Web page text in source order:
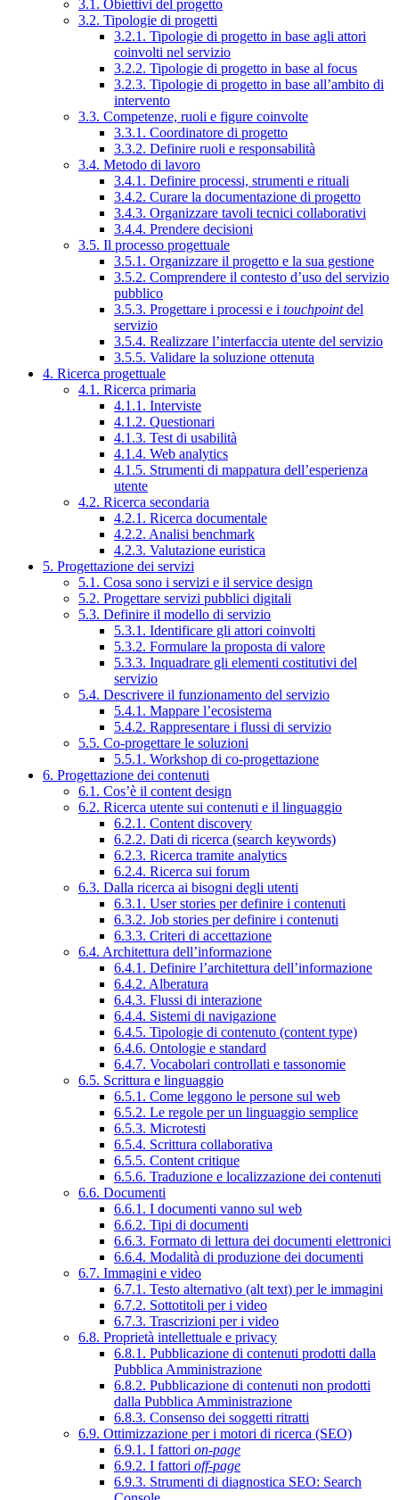
3.1. Obiettivi del progetto
3.2. Tipologie di progetti
3.2.1. Tipologie di progetto in base agli attori
coinvolti nel servizio
3.2.2. Tipologie di progetto in base al focus
3.2.3. Tipologie di progetto in base all’ambito di
intervento
3.3. Competenze, ruoli e figure coinvolte
3.3.1. Coordinatore di progetto
3.3.2. Definire ruoli e responsabilità
3.4. Metodo di lavoro
3.4.1. Definire processi, strumenti e rituali
3.4.2. Curare la documentazione di progetto
3.4.3. Organizzare tavoli tecnici collaborativi
3.4.4. Prendere decisioni
3.5. Il processo progettuale
3.5.1. Organizzare il progetto e la sua gestione
3.5.2. Comprendere il contesto d’uso del servizio
pubblico
3.5.3. Progettare i processi e i touchpointdel
servizio
3.5.4. Realizzare l’interfaccia utente del servizio
3.5.5. Validare la soluzione ottenuta
4. Ricerca progettuale
4.1. Ricerca primaria
4.1.1. Interviste
4.1.2. Questionari
4.1.3. Test di usabilità
4.1.4. Web analytics
4.1.5. Strumenti di mappatura dell’esperienza
utente
4.2. Ricerca secondaria
4.2.1. Ricerca documentale
4.2.2. Analisi benchmark
4.2.3. Valutazione euristica
5. Progettazione dei servizi
5.1. Cosa sono i servizi e il service design
5.2. Progettare servizi pubblici digitali
5.3. Definire il modello di servizio
5.3.1. Identificare gli attori coinvolti
5.3.2. Formulare la proposta di valore
5.3.3. Inquadrare gli elementi costitutivi del
servizio
5.4. Descrivere il funzionamento del servizio
5.4.1. Mappare l’ecosistema
5.4.2. Rappresentare i flussi di servizio
5.5. Co-progettare le soluzioni
5.5.1. Workshop di co-progettazione
6. Progettazione dei contenuti
6.1. Cos’è il content design
6.2. Ricerca utente sui contenuti e il linguaggio
6.2.1. Content discovery
6.2.2. Dati di ricerca (search keywords)
6.2.3. Ricerca tramite analytics
6.2.4. Ricerca sui forum
6.3. Dalla ricerca ai bisogni degli utenti
6.3.1. User stories per definire i contenuti
6.3.2. Job stories per definire i contenuti
6.3.3. Criteri di accettazione
6.4. Architettura dell’informazione
6.4.1. Definire l’architettura dell’informazione
6.4.2. Alberatura
6.4.3. Flussi di interazione
6.4.4. Sistemi di navigazione
6.4.5. Tipologie di contenuto (content type)
6.4.6. Ontologie e standard
6.4.7. Vocabolari controllati e tassonomie
6.5. Scrittura e linguaggio
6.5.1. Come leggono le persone sul web
6.5.2. Le regole per un linguaggio semplice
6.5.3. Microtesti
6.5.4. Scrittura collaborativa
6.5.5. Content critique
6.5.6. Traduzione e localizzazione dei contenuti
6.6. Documenti
6.6.1. I documenti vanno sul web
6.6.2. Tipi di documenti
6.6.3. Formato di lettura dei documenti elettronici
6.6.4. Modalità di produzione dei documenti
6.7. Immagini e video
6.7.1. Testo alternativo (alt text) per le immagini
6.7.2. Sottotitoli per i video
6.7.3. Trascrizioni per i video
6.8. Proprietà intellettuale e privacy
6.8.1. Pubblicazione di contenuti prodotti dalla
Pubblica Amministrazione
6.8.2. Pubblicazione di contenuti non prodotti
dalla Pubblica Amministrazione
6.8.3. Consenso dei soggetti ritratti
6.9. Ottimizzazione per i motori di ricerca (SEO)
6.9.1. I fattori on-page
6.9.2. I fattori off-page
6.9.3. Strumenti di diagnostica SEO: Search